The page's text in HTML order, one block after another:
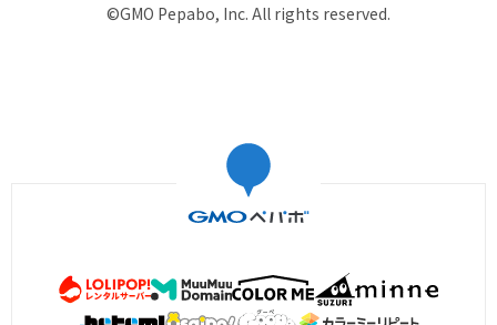
©GMO Pepabo, Inc. All rights reserved.